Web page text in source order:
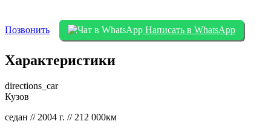
Позвонить Написать в WhatsApp
Характеристики
directions_car
Кузов
седан // 2004 г. // 212 000км